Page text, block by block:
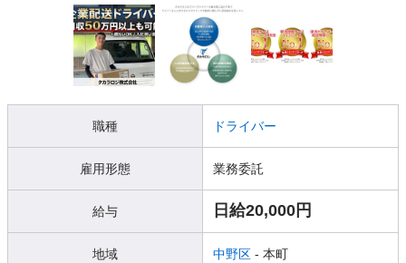
職種 ドライバー
雇用形態 業務委託
給与 日給20,000円
地域 中野区 - 本町